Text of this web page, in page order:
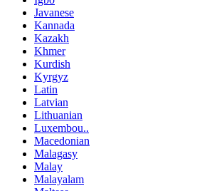
Javanese
Kannada
Kazakh
Khmer
Kurdish
Kyrgyz
Latin
Latvian
Lithuanian
Luxembou..
Macedonian
Malagasy
Malay
Malayalam